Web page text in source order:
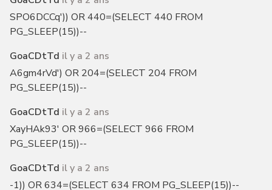
SPO6DCCq')) OR 440=(SELECT 440 FROM
PG_SLEEP(15))--
GoaCDtTd il y a 2 ans
A6gm4rVd') OR 204=(SELECT 204 FROM
PG_SLEEP(15))--
GoaCDtTd il y a 2 ans
XayHAk93' OR 966=(SELECT 966 FROM
PG_SLEEP(15))--
GoaCDtTd il y a 2 ans
-1)) OR 634=(SELECT 634 FROM PG_SLEEP(15))--